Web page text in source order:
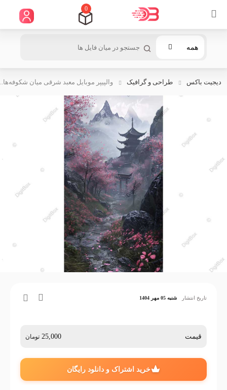
0
همه
دیجیت باکس طراحی و گرافیک والپیپر موبایل معبد شرقی میان
تاریخ انتشار شنبه 05 مهر 1404
قیمت 25,000 تومان
خرید اشتراک و دانلود رایگان